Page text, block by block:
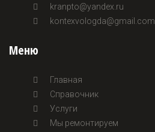
kranpto@yandex.ru
kontexvologda@gmail.com
Меню
Главная
Справочник
Услуги
Мы ремонтируем